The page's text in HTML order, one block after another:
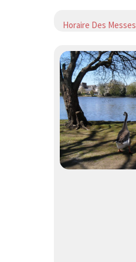
Horaire Des Messes